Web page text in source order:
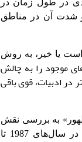
در طول زمان در
و شدت آن در مناطق
است یا خیر، به روش
موجود را به چالش
ادبیات، قوی باقی
به بررسی نقش
در سال‌های 1987 تا